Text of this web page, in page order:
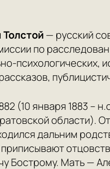
— русский
по
психологических,
(10 января 1883 –
области).
дальним
Бострому. Мать —